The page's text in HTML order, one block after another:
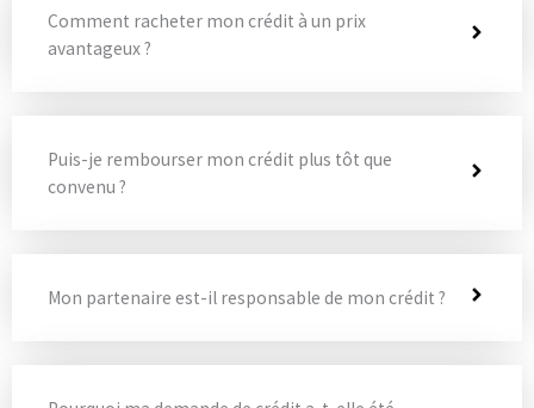
Comment racheter mon crédit à un prix
avantageux ?
Puis-je rembourser mon crédit plus tôt que
convenu ?
Mon partenaire est-il responsable de mon crédit ?